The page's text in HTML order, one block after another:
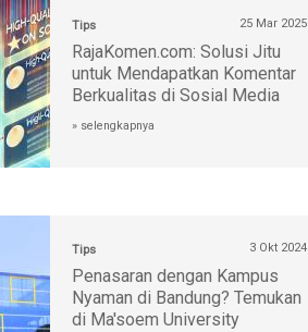
Tips 25 Mar 2025
RajaKomen.com: Solusi Jitu
untuk Mendapatkan Komentar
Berkualitas di Sosial Media
» selengkapnya
Tips 3 Okt 2024
Penasaran dengan Kampus
Nyaman di Bandung? Temukan
di Ma'soem University